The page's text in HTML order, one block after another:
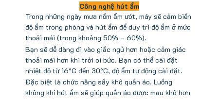
Công nghệ hút ẩm
Trong những ngày mưa nồm ẩm ướt, máy sẽ cảm biến
độ ẩm trong phòng và hút ẩm để duy trì độ ẩm ở mức
thoải mái (trong khoảng 50% – 60%).
Bạn sẽ dễ dàng đi vào giấc ngủ hơn hoặc cảm giác
thoải mái hơn khi trời oi bức. Bạn có thể cài đặt
nhiệt độ từ 16°C đến 30°C, độ ẩm tự động cài đặt.
Đặc biệt là chức năng sấy khô quần áo. Luồng
không khí hút ẩm sẽ giúp quần áo được mau khô hơn